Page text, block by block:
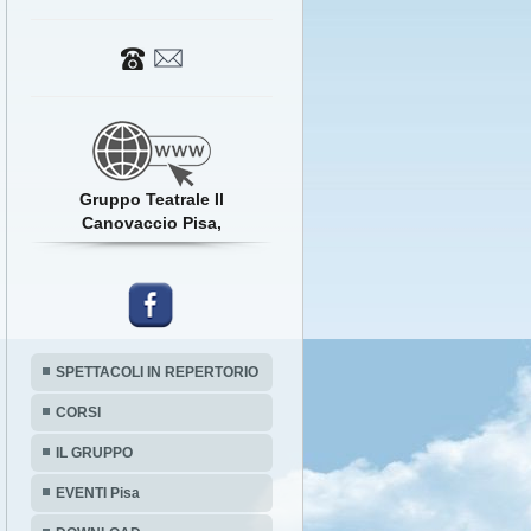
Gruppo Teatrale Il
Canovaccio Pisa,
SPETTACOLI IN REPERTORIO
CORSI
IL GRUPPO
EVENTI Pisa